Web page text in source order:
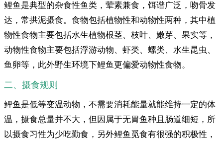
鲤鱼是典型的杂食性鱼类，荤素兼食，饵谱广泛，吻骨发
达，常拱泥摄食。食物包括植物性和动物性两种，其中植
物性食物主要包括水生植物根茎、枝叶、嫩芽、果实等，
动物性食物主要包括浮游动物、虾类、螺类、水生昆虫、
鱼卵等，此外野生环境下鲤鱼更偏爱动物性食物。
二、摄食规则
鲤鱼是低等变温动物，不需要消耗能量就能维持一定的体
温，摄食总量并不大，但因属于无胃鱼种且肠道细短，所
以摄食习性为少吃勤食，另外鲤鱼觅食有很强的积极性，